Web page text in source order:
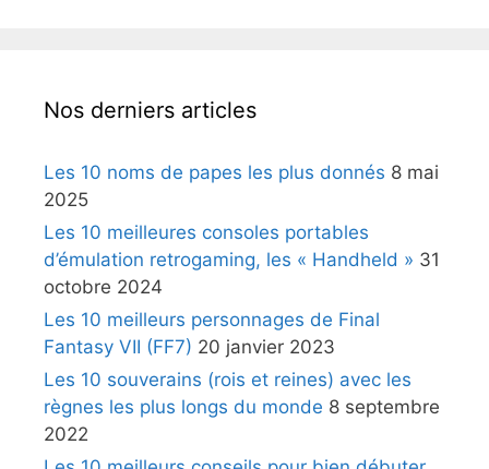
Nos derniers articles
Les 10 noms de papes les plus donnés 8 mai
2025
Les 10 meilleures consoles portables
d’émulation retrogaming, les « Handheld » 31
octobre 2024
Les 10 meilleurs personnages de Final
Fantasy VII (FF7) 20 janvier 2023
Les 10 souverains (rois et reines) avec les
règnes les plus longs du monde 8 septembre
2022